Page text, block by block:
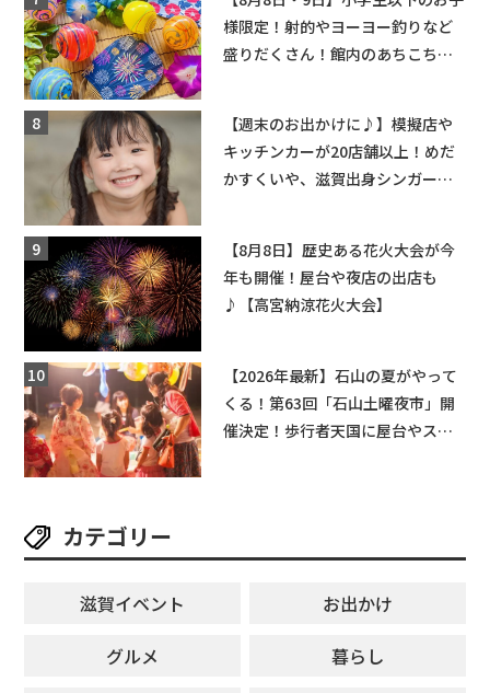
様限定！射的やヨーヨー釣りなど
盛りだくさん！館内のあちこちに
【週末のお出かけに♪】模擬店や
キッチンカーが20店舗以上！めだ
かすくいや、滋賀出身シンガーソ
【8月8日】歴史ある花火大会が今
年も開催！屋台や夜店の出店も
♪【高宮納涼花火大会】
【2026年最新】石山の夏がやって
くる！第63回「石山土曜夜市」開
催決定！歩行者天国に屋台やステ
カテゴリー
滋賀イベント
お出かけ
グルメ
暮らし